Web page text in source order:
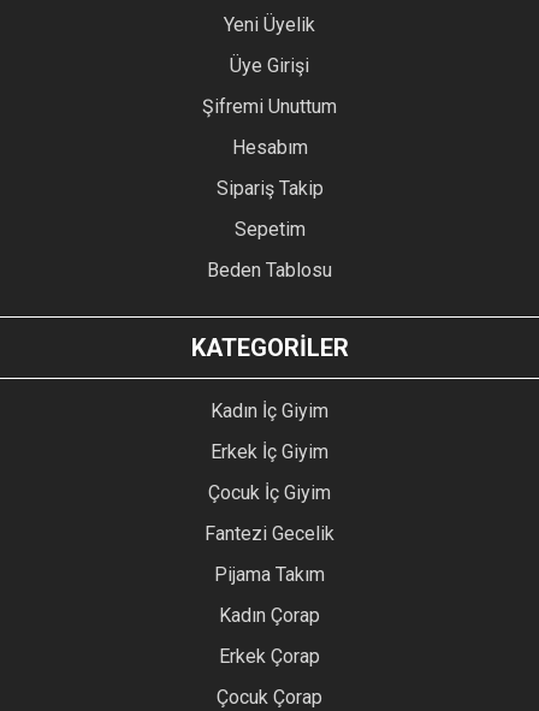
Yeni Üyelik
Üye Girişi
Şifremi Unuttum
Hesabım
Sipariş Takip
Sepetim
Beden Tablosu
KATEGORİLER
Kadın İç Giyim
Erkek İç Giyim
Çocuk İç Giyim
Fantezi Gecelik
Pijama Takım
Kadın Çorap
Erkek Çorap
Çocuk Çorap